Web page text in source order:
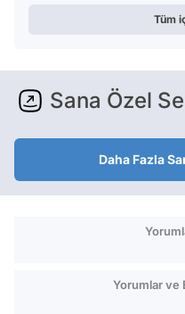
Tüm
Sana Özel
Daha Fazla
Yorumlar ve